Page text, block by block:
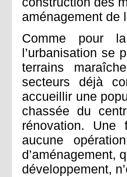
aménagement de
Comme pour
l’urbanisation se
terrains
secteurs déjà
accueillir une
chassée du
rénovation. Une
aucune
d’aménagement,
développement,